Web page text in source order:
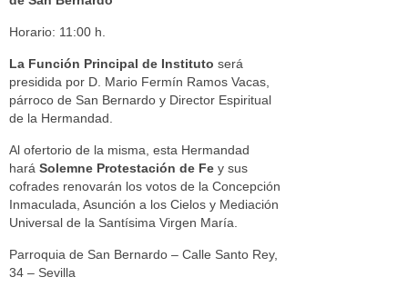
Horario: 11:00 h.
La Función Principal de Instituto será
presidida por D. Mario Fermín Ramos Vacas,
párroco de San Bernardo y Director Espiritual
de la Hermandad.
Al ofertorio de la misma, esta Hermandad
hará Solemne Protestación de Fe y sus
cofrades renovarán los votos de la Concepción
Inmaculada, Asunción a los Cielos y Mediación
Universal de la Santísima Virgen María.
Parroquia de San Bernardo – Calle Santo Rey,
34 – Sevilla